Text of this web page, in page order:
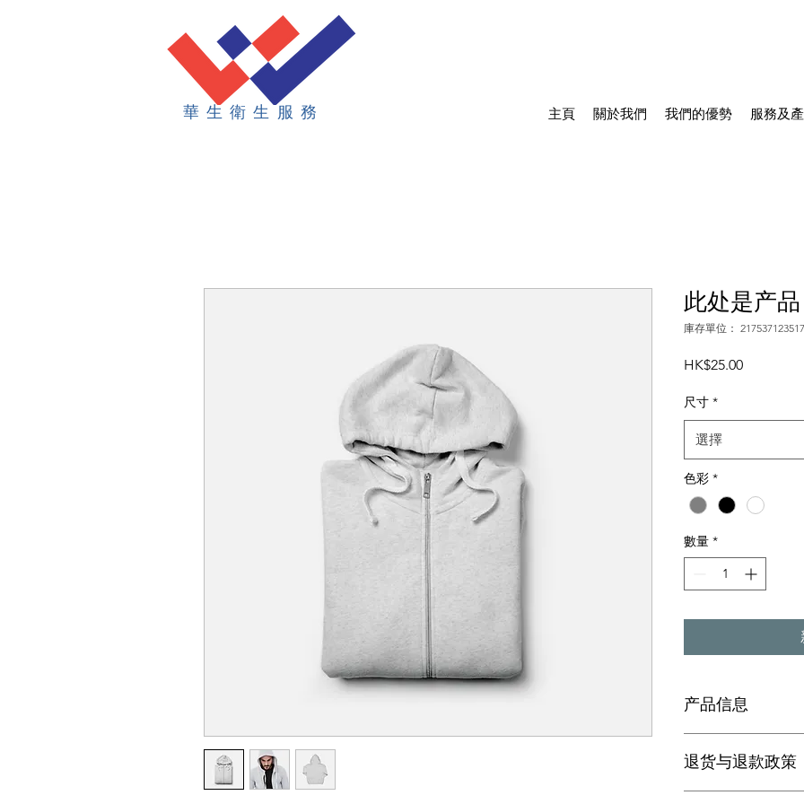
華生衛生服務 主頁 關於我們 我們的優勢 服務及
此处是产品
庫存單位：
HK$25.00價
尺寸 *
選擇
色彩 *
數量 *
产品信息
如尺寸、材料、保养
退货与退款政策